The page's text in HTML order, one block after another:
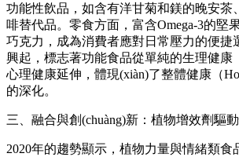
功能性飲品，如含有洋甘菊和鎂的晚安茶
啡替代品。零食方面，富含Omega-3的堅
巧克力，成為消費者應對日常壓力的便捷
興起，標志著功能食品從單純的生理健康
心理健康延伸，體現(xiàn)了整體健康（
的深化。
三、融合與創(chuàng)新：植物增效劑驅
2020年的趨勢顯示，植物力量與情緒類食